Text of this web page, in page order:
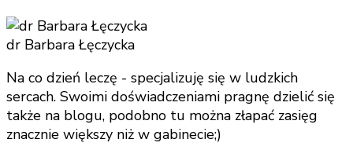
dr Barbara Łęczycka
Na co dzień leczę - specjalizuję się w ludzkich
sercach. Swoimi doświadczeniami pragnę dzielić się
także na blogu, podobno tu można złapać zasięg
znacznie większy niż w gabinecie;)